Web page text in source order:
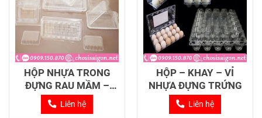
HỘP NHỰA TRONG
ĐỰNG RAU MẦM –
TRÁI CÂY – ĐỰNG
BÁNH
Liên hệ
HỘP – KHAY – VỈ
NHỰA ĐỰNG TRỨNG
Liên hệ